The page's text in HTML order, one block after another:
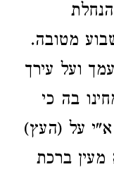
מטובה.
ועל עירך
בה כי
על (העץ)
ברכת